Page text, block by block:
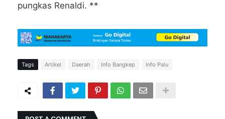
pungkas Renaldi. **
Tags Artikel Daerah Info Bangkep Info Palu